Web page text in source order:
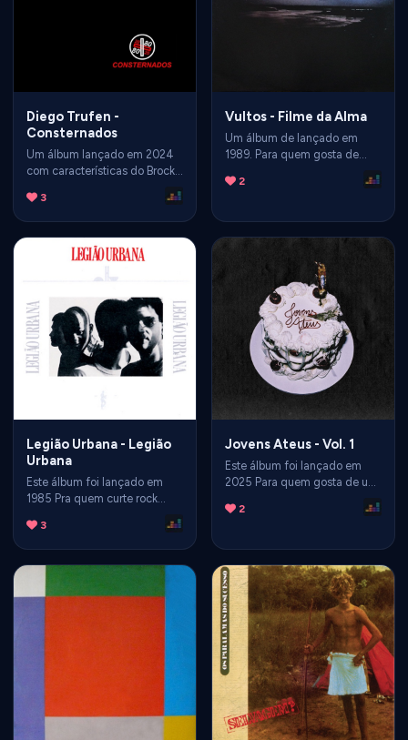
Diego Trufen -
Consternados
Um álbum lançado em 2024
com características do Brock.
mais punk rock e post punk.
3
Vultos - Filme da Alma
Um álbum de lançado em
1989. Para quem gosta de
2
Legião Urbana - Legião
Urbana
Este álbum foi lançado em
1985 Pra quem curte rock
3
Jovens Ateus - Vol. 1
Este álbum foi lançado em
2025 Para quem gosta de um
2